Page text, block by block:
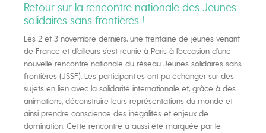
Retour sur la rencontre nationale des Jeunes
solidaires sans frontières !
Les 2 et 3 novembre derniers, une trentaine de jeunes venant
de France et d’ailleurs s’est réunie à Paris à l’occasion d’une
nouvelle rencontre nationale du réseau Jeunes solidaires sans
frontières (JSSF). Les participant·es ont pu échanger sur des
sujets en lien avec la solidarité internationale et, grâce à des
animations, déconstruire leurs représentations du monde et
ainsi prendre conscience des inégalités et enjeux de
domination. Cette rencontre a aussi été marquée par le